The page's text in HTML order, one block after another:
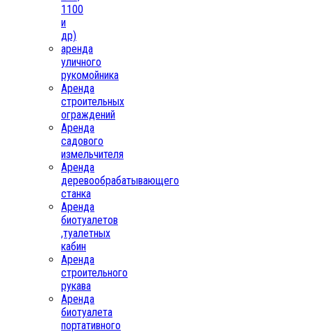
1100
и
др)
аренда
уличного
рукомойника
Аренда
строительных
ограждений
Аренда
садового
измельчителя
Аренда
деревообрабатывающего
станка
Аренда
биотуалетов
,туалетных
кабин
Аренда
строительного
рукава
Аренда
биотуалета
портативного